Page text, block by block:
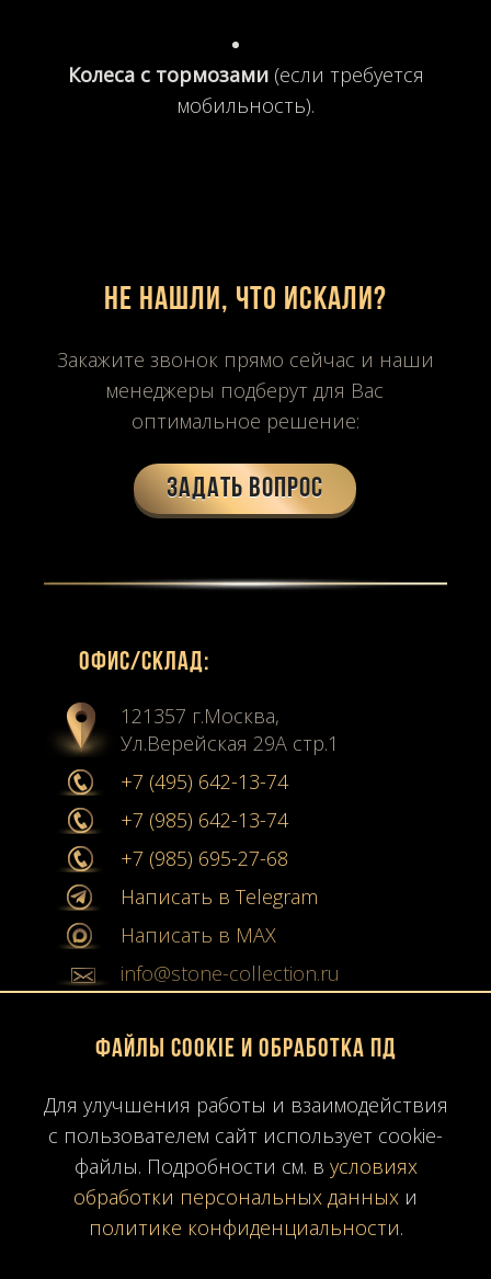
Колеса с тормозами(если требуется
мобильность).
Не нашли, что искали?
Закажите звонок прямо сейчас и наши
менеджеры подберут для Вас
оптимальное решение:
Задать вопрос
Офиc/склад:
121357 г.Москва,
Ул.Верейская 29А стр.1
+7 (495) 642-13-74
+7 (985) 642-13-74
+7 (985) 695-27-68
Написать в Telegram
Написать в MAX
info@stone-collection.ru
Мы в социальных сетях:
Youtube
Карта сайта
Политика конфиденциальности
Файлы Cookie и обработка ПД
Для улучшения работы и взаимодействия
с пользователем сайт использует cookie-
файлы. Подробности см. в условиях
обработки персональных данных и
политике конфиденциальности.